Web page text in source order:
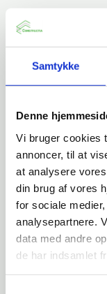
Samtykke
Denne
Vi bruger cookies
annoncer, til at
at analysere
din brug af vores
for sociale
analysepartnere.
data med andre
de har indsamlet